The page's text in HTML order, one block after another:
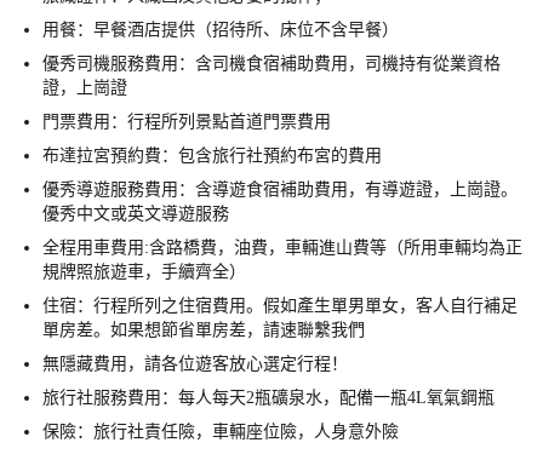
用餐：早餐酒店提供（招待所、床位不含早餐）
優秀司機服務費用：含司機食宿補助費用，司機持有從業資格
證，上崗證
門票費用：行程所列景點首道門票費用
布達拉宮預約費：包含旅行社預約布宮的費用
優秀導遊服務費用：含導遊食宿補助費用，有導遊證，上崗證。
優秀中文或英文導遊服務
全程用車費用:含路橋費，油費，車輛進山費等（所用車輛均為正
規牌照旅遊車，手續齊全）
住宿：行程所列之住宿費用。假如產生單男單女，客人自行補足
單房差。如果想節省單房差，請速聯繫我們
無隱藏費用，請各位遊客放心選定行程！
旅行社服務費用：每人每天2瓶礦泉水，配備一瓶4L氧氣鋼瓶
保險：旅行社責任險，車輛座位險，人身意外險